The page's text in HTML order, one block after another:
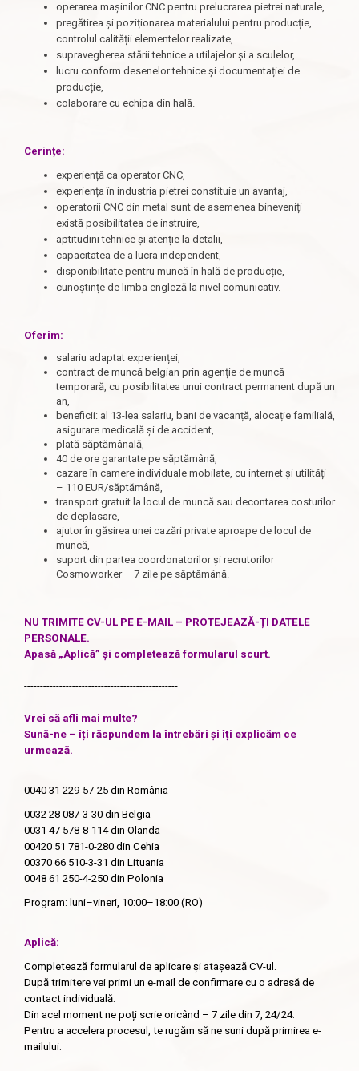
operarea mașinilor CNC pentru prelucrarea pietrei naturale,
pregătirea și poziționarea materialului pentru producție,
controlul calității elementelor realizate,
supravegherea stării tehnice a utilajelor și a sculelor,
lucru conform desenelor tehnice și documentației de
producție,
colaborare cu echipa din hală.
Cerințe:
experiență ca operator CNC,
experiența în industria pietrei constituie un avantaj,
operatorii CNC din metal sunt de asemenea bineveniți –
există posibilitatea de instruire,
aptitudini tehnice și atenție la detalii,
capacitatea de a lucra independent,
disponibilitate pentru muncă în hală de producție,
cunoștințe de limba engleză la nivel comunicativ.
Oferim:
salariu adaptat experienței,
contract de muncă belgian prin agenție de muncă
temporară, cu posibilitatea unui contract permanent după un
an,
beneficii: al 13-lea salariu, bani de vacanță, alocație familială,
asigurare medicală și de accident,
plată săptămânală,
40 de ore garantate pe săptămână,
cazare în camere individuale mobilate, cu internet și utilități
– 110 EUR/săptămână,
transport gratuit la locul de muncă sau decontarea costurilor
de deplasare,
ajutor în găsirea unei cazări private aproape de locul de
muncă,
suport din partea coordonatorilor și recrutorilor
Cosmoworker – 7 zile pe săptămână.
NU TRIMITE CV-UL PE E-MAIL – PROTEJEAZĂ-ȚI DATELE
PERSONALE.
Apasă „Aplică” și completează formularul scurt.
------------------------------------------------
Vrei să afli mai multe?
Sună-ne – îți răspundem la întrebări și îți explicăm ce
urmează.
0040 31 229-57-25 din România
0032 28 087-3-30 din Belgia
0031 47 578-8-114din Olanda
00420 51 781-0-280 din Cehia
00370 66 510-3-31 din Lituania
0048 61 250-4-250 din Polonia
Program: luni–vineri, 10:00–18:00 (RO)
Aplică:
Completează formularul de aplicare și atașează CV-ul.
După trimitere vei primi un e-mail de confirmare cu o adresă de
contact individuală.
Din acel moment ne poți scrie oricând – 7 zile din 7, 24/24.
Pentru a accelera procesul, te rugăm să ne suni după primirea e-
mailului.